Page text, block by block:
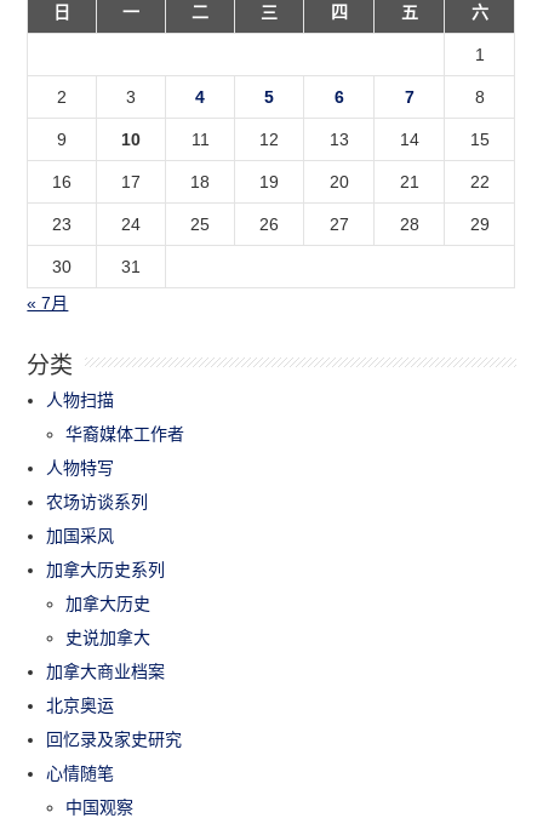
日
一 二 三 四 五 六
1
2 3 4 5 6 7 8
9 10 11 12 13 14 15
16 17 18 19 20 21 22
23 24 25 26 27 28 29
30
31
« 7月
分类
人物扫描
华裔媒体工作者
人物特写
农场访谈系列
加国采风
加拿大历史系列
加拿大历史
史说加拿大
加拿大商业档案
北京奥运
回忆录及家史研究
心情随笔
中国观察